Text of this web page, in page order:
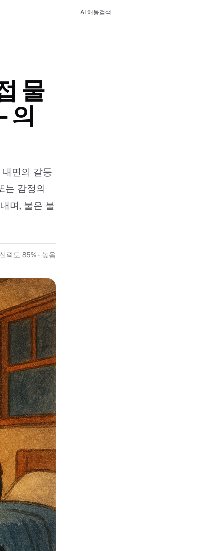
AI 해몽검색
물
의
면의 갈등
는 감정의
며, 불은 불
뢰도 85% · 높음